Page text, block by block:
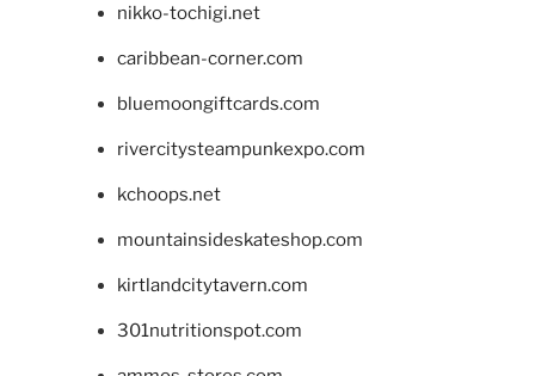
nikko-tochigi.net
caribbean-corner.com
bluemoongiftcards.com
rivercitysteampunkexpo.com
kchoops.net
mountainsideskateshop.com
kirtlandcitytavern.com
301nutritionspot.com